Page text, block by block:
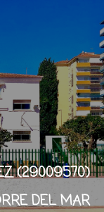
(29009570)
DEL MAR